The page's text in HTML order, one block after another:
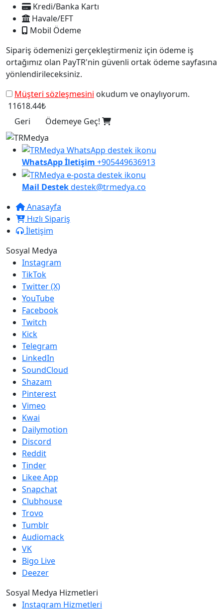
Kredi/Banka Kartı
Havale/EFT
Mobil Ödeme
Sipariş ödemenizi gerçekleştirmeniz için ödeme iş
ortağımız olan PayTR'nin güvenli ortak ödeme sayfasına
yönlendirileceksiniz.
Müşteri sözleşmesini okudum ve onaylıyorum.
11618.44₺
Geri
Ödemeye Geç!
WhatsApp İletişim +905449636913
Mail Destekdestek@trmedya.co
Anasayfa
Hızlı Sipariş
İletişim
Sosyal Medya
Instagram
TikTok
Twitter (X)
YouTube
Facebook
Twitch
Kick
Telegram
LinkedIn
SoundCloud
Shazam
Pinterest
Vimeo
Kwai
Dailymotion
Discord
Reddit
Tinder
Likee App
Snapchat
Clubhouse
Trovo
Tumblr
Audiomack
VK
Bigo Live
Deezer
Sosyal Medya Hizmetleri
Instagram Hizmetleri